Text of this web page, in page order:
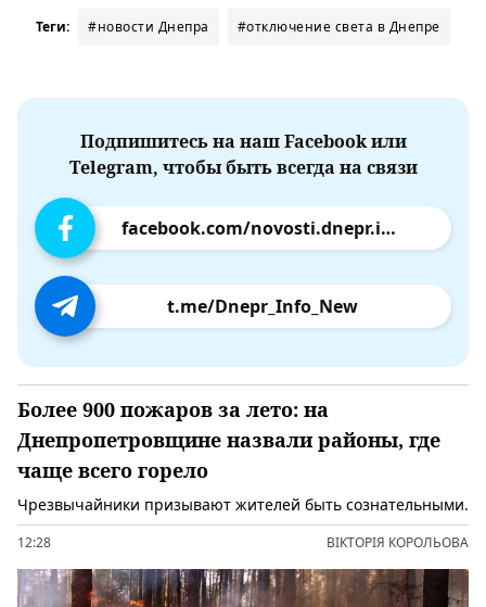
Теги: #новости Днепра #отключение света в Днепре
Подпишитесь на наш Facebook или
Telegram, чтобы быть всегда на связи
facebook.com/novosti.dnepr.info
t.me/Dnepr_Info_New
Более 900 пожаров за лето: на
Днепропетровщине назвали районы, где
чаще всего горело
Чрезвычайники призывают жителей быть сознательными.
12:28 ВІКТОРІЯ КОРОЛЬОВА